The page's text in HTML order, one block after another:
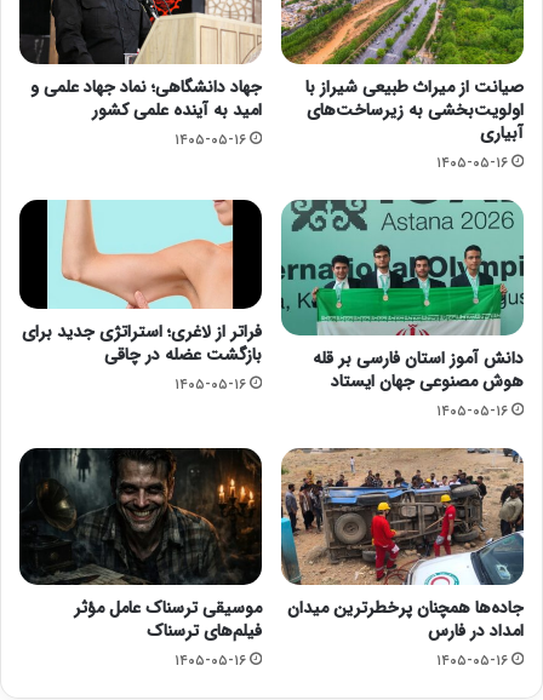
صیانت از میراث طبیعی شیراز با
اولویت‌بخشی به زیرساخت‌های
آبیاری
۱۴۰۵-۰۵-۱۶
جهاد دانشگاهی؛ نماد جهاد علمی و
امید به آینده علمی کشور
۱۴۰۵-۰۵-۱۶
دانش آموز استان فارسی بر قله
هوش مصنوعی جهان ایستاد
۱۴۰۵-۰۵-۱۶
فراتر از لاغری؛ استراتژی جدید برای
بازگشت عضله در چاقی
۱۴۰۵-۰۵-۱۶
جاده‌ها همچنان پرخطرترین میدان
امداد در فارس
۱۴۰۵-۰۵-۱۶
موسیقی ترسناک عامل مؤثر
فیلم‌های ترسناک
۱۴۰۵-۰۵-۱۶